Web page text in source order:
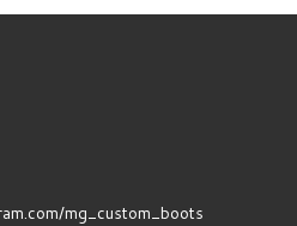
mg_custom_boots